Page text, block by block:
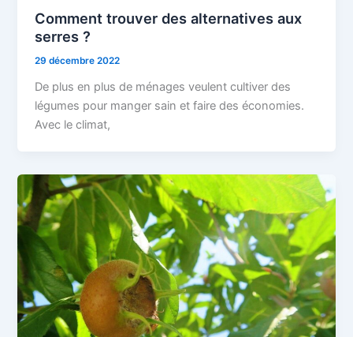
Comment trouver des alternatives aux
serres ?
29 décembre 2022
De plus en plus de ménages veulent cultiver des
légumes pour manger sain et faire des économies.
Avec le climat,